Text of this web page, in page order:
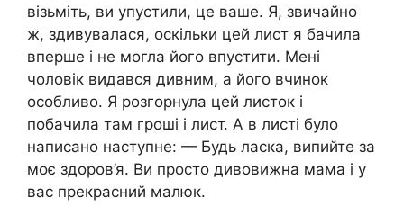
візьміть, ви упустили, це ваше. Я, звичайно
ж, здивувалася, оскільки цей лист я бачила
вперше і не могла його впустити. Мені
чоловік видався дивним, a його вчинок
особливо. Я розгорнула цей листок і
побачила там гроші і лист. A в листі було
написано наступне: — Будь ласка, випийте за
моє здоров’я. Ви просто дивовижна мама і у
вас прекрасний малюк.